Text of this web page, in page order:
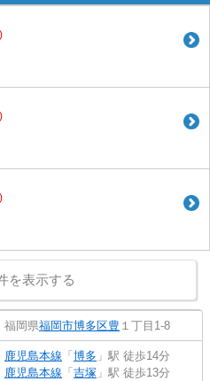
を表示する
福岡県福岡市博多区豊 １丁目1-8
鹿児島本線 「 博多 」駅 徒歩14分
鹿児島本線 「 吉塚 」駅 徒歩13分